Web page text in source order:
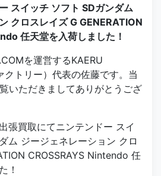
スイッチ ソフト SDガンダム
クロスレイズ G GENERATION
任天堂を入荷しました！
を運営するKAERU
トリー）代表の佐藤です。当
いただきましてありがとうござ
張買取にてニンテンドー スイ
ム ジージェネレーション クロ
CROSSRAYS Nintendo 任
！